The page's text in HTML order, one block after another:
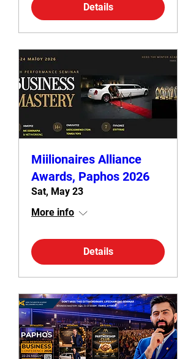
Details
Miilionaires Alliance
Awards, Paphos 2026
Sat, May 23
More info
Details